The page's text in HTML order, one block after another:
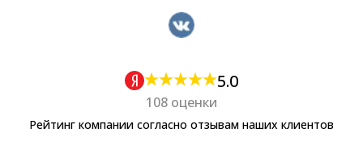
5.0
108 оценки
Рейтинг компании согласно отзывам наших клиентов